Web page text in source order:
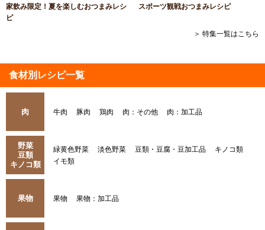
家飲み限定！夏を楽しむおつまみレシ
ピ
スポーツ観戦おつまみレシピ
＞ 特集一覧はこちら
食材別レシピ一覧
肉 牛肉 豚肉 鶏肉 肉：その他 肉：加工品
野菜
豆類
キノコ類
緑黄色野菜 淡色野菜 豆類・豆腐・豆加工品
キノコ類
イモ類
果物 果物 果物：加工品